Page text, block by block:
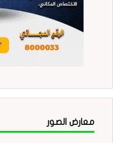
معارض الصور